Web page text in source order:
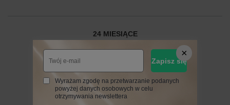
24 MIESIĄCE
24 miesiące
Napisz swoją opinię
Zapisz się
Wyrażam zgodę na przetwarzanie podanych
powyżej danych osobowych w celu
otrzymywania newslettera